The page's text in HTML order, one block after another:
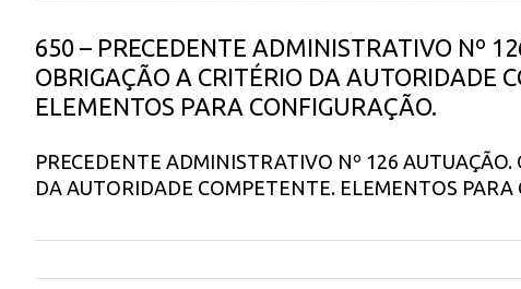
650 – PRECEDENTE ADMINISTRATIVO Nº
OBRIGAÇÃO A CRITÉRIO DA AUTORIDADE
ELEMENTOS PARA CONFIGURAÇÃO.
PRECEDENTE ADMINISTRATIVO Nº 126 AUTUAÇÃO.
DA AUTORIDADE COMPETENTE. ELEMENTOS PARA